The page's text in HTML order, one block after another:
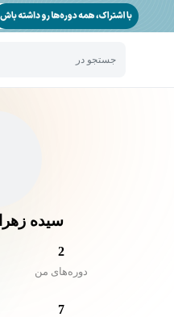
جستجو در
سیده
2
دوره‌های من
7